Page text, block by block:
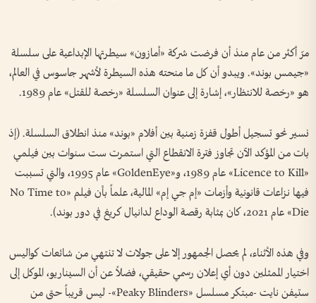
مرّ أكثر من عام منذ أن فرضت شركة «أمازون» سيطرتها الإبداعية على سلسلة
«جيمس بوند». ويبدو أن كل ما منحته هذه السيطرة لأشهر جاسوس في العالم،
هو «رخصة للانتظار»، إشارة إلى عنوان السلسلة «رخصة للقتل» عام 1989.
نسير نحو تسجيل أطول قفزة زمنية بين أفلام «بوند» منذ انطلاق السلسلة. (إذ
بات من المؤكد الآن تجاوز فترة الانقطاع التي استمرت ست سنوات بين فيلمي
«Licence to Kill» عام 1989، و«GoldenEye» عام 1995، والتي تسببت
فيها نزاعات قانونية وأزمات «إم جي إم» المالية، علماً بأن فيلم «No Time to
Die» عام 2021، كان بمثابة رقصة الوداع لدانيال كريغ في دور بوند).
وفي هذه الأثناء، لم يحصل الجمهور إلا على جولات لا تنتهي من شائعات كواليس
اختيار الممثلين دون أي إعلان رسمي حقيقي، فضلاً عن أن السيناريو، الموكل إلى
ستيفن نايت -مبتكر مسلسل «Peaky Blinders»- ليس قريباً حتى من